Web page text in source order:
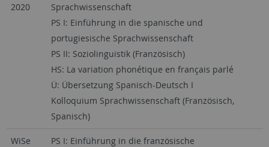
2020
Sprachwissenschaft
PS I: Einführung in die spanische und
portugiesische Sprachwissenschaft
PS II: Soziolinguistik (Französisch)
HS: La variation phonétique en français parlé
Ü: Übersetzung Spanisch-Deutsch I
Kolloquium Sprachwissenschaft (Französisch,
Spanisch)
WiSe
PS I: Einführung in die französische